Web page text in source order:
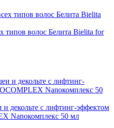
волос Белита Bielita for
декольте с лифтинг-эффектом
Nanoкомплекс 50 мл